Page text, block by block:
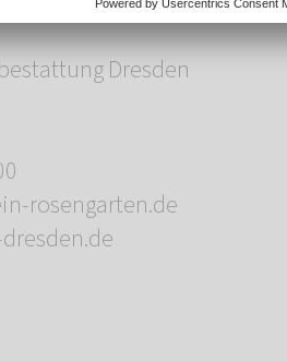
Dresden
rosengarten.de